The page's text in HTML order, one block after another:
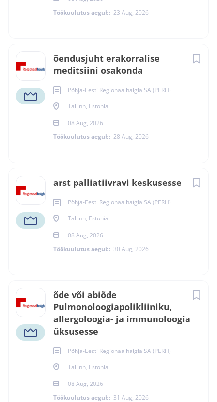
Töökuulutus aegub: 23 Aug, 2026
õendusjuht erakorralise
meditsiini osakonda
Põhja-Eesti Regionaalhaigla SA (PERH)
Tallinn, Estonia
08 Aug, 2026
Töökuulutus aegub: 28 Aug, 2026
arst palliatiivravi keskusesse
Põhja-Eesti Regionaalhaigla SA (PERH)
Tallinn, Estonia
08 Aug, 2026
Töökuulutus aegub: 30 Aug, 2026
õde või abiõde
Pulmonoloogiapolikliiniku,
allergoloogia- ja immunoloogia
üksusesse
Põhja-Eesti Regionaalhaigla SA (PERH)
Tallinn, Estonia
08 Aug, 2026
Töökuulutus aegub: 31 Aug, 2026
osakonna tööks vajalike vahendite olemasolu
korraldamine
jäätmekäitluse korraldamine
läbi töövahendusportaali.